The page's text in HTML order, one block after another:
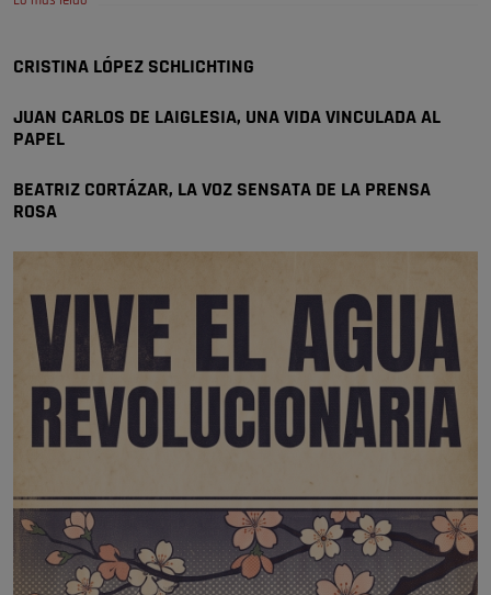
🔴 EXCLUSIVA | El comisario de la …
se va porke no tiene piscina 🤪🤪🤪
🔴 EXCLUSIVA | El comisario de la …
CRISTINA LÓPEZ SCHLICHTING
JUAN CARLOS DE LAIGLESIA, UNA VIDA VINCULADA AL
PAPEL
BEATRIZ CORTÁZAR, LA VOZ SENSATA DE LA PRENSA
ROSA